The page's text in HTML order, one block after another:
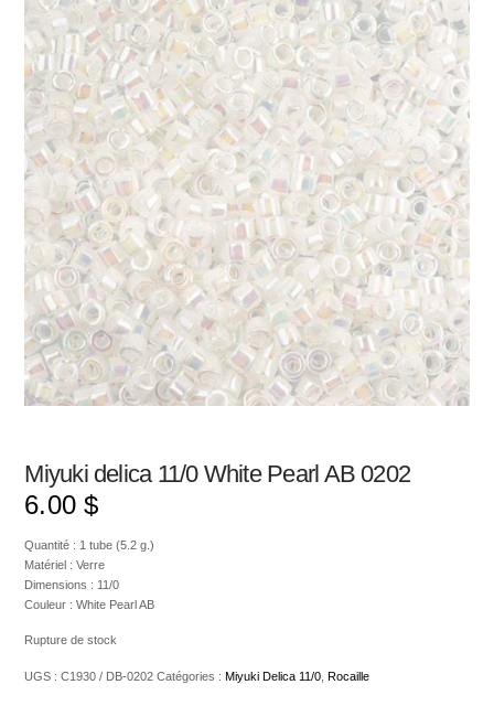
Miyuki delica 11/0 White Pearl AB 0202
6.00 $
Quantité : 1 tube (5.2 g.)
Matériel : Verre
Dimensions : 11/0
Couleur : White Pearl AB
Rupture de stock
UGS :C1930 / DB-0202 Catégories :Miyuki Delica 11/0 ,Rocaille